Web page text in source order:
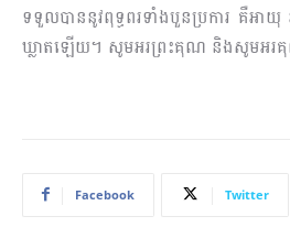
ទទួលបាននូវពុទ្ធពរទាំងបួនប្រការ គឺអ
ឃ្លាតឡើយ។ សូមអរព្រះគុណ និងសូមអ
Facebook Twitter